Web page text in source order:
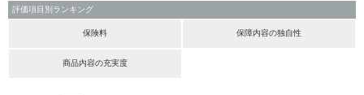
評価項目別ランキング
保険料 保障内容の独自性
商品内容の充実度